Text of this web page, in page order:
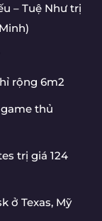
– Tuệ Như trị
rộng 6m2
thủ
trị giá 124
ở Texas, Mỹ